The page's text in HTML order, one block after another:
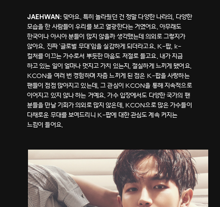
JAEHWAN: 맞아요. 특히 놀라웠던 건 정말 다양한 나라의, 다양한
모습을 한 사람들이 우리를 보고 열광한다는 거였어요. 아무래도
한국이나 아시아 분들이 많지 않을까 생각했는데 의외로 그렇지가
않아요. 진짜 ‘글로벌 무대’임을 실감하게 되더라고요. K-팝, k-
컬처를 이끄는 가수로서 뿌듯한 마음도 저절로 들고요. 내가 지금
하고 있는 일이 얼마나 멋지고 가치 있는지, 절실하게 느끼게 됐어요.
KCON을 여러 번 경험하며 차츰 느끼게 된 점은 K-팝을 사랑하는
팬들이 점점 많아지고 있는데, 그 관심이 KCON을 통해 지속적으로
이어지고 있지 않나 하는 거예요. 가수 입장에서도 다양한 국가의 팬
분들을 만날 기회가 의외로 많지 않은데, KCON으로 많은 가수들이
다채로운 무대를 보여드리니 K-팝에 대한 관심도 계속 커지는
느낌이 들어요.